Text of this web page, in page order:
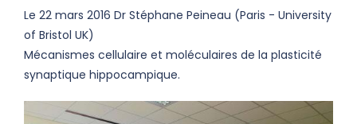
Le 22 mars 2016 Dr Stéphane Peineau (Paris - University
of Bristol UK)
Mécanismes cellulaire et moléculaires de la plasticité
synaptique hippocampique.